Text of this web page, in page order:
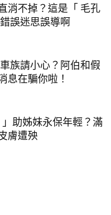
消不掉？這是「 毛孔
誤迷思誤導啊
族請小心？阿伯和假
息在騙你啦！
助姊妹永保年輕？滿
膚遭殃